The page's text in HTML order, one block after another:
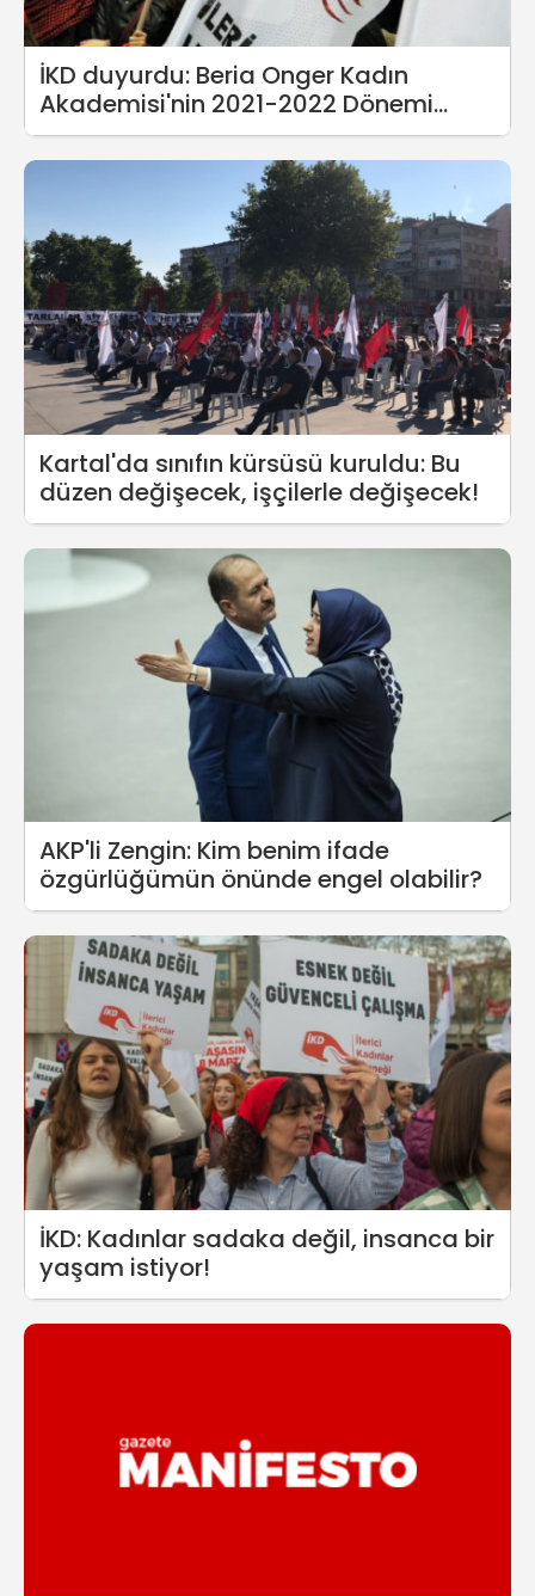
İKD duyurdu: Beria Onger Kadın
Akademisi'nin 2021-2022 Dönemi
Başlıyor!
Kartal'da sınıfın kürsüsü kuruldu: Bu
düzen değişecek, işçilerle değişecek!
AKP'li Zengin: Kim benim ifade
özgürlüğümün önünde engel olabilir?
İKD: Kadınlar sadaka değil, insanca bir
yaşam istiyor!